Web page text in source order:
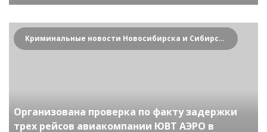
Криминальные новости Новосибирска и Сибирского региона
Организована проверка по факту задержки
трех рейсов авиакомпании ЮВТ АЭРО в